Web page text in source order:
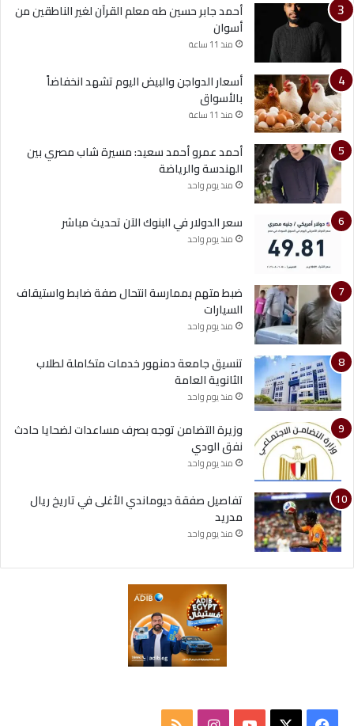
أحمد جابر حسين طه معلم القرآن لغير الناطقين من
أسوان
منذ 11 ساعة
أسعار الدواجن والبيض اليوم تشهد انخفاضاً
بالأسواق
منذ 11 ساعة
أحمد عمرو أحمد سعيد: مسيرة شاب مصري بين
الهندسة والرياضة
منذ يوم واحد
سعر الدولار في البنوك الآن تحديث مباشر
منذ يوم واحد
ضبط متهم بممارسة انتحال صفة ضابط واستيقاف
السيارات
منذ يوم واحد
تنسيق جامعة دمنهور خدمات متكاملة لطلاب
الثانوية العامة
منذ يوم واحد
وزيرة التضامن توجه بصرف مساعدات لضحايا حادث
نفق الودي
منذ يوم واحد
تفاصيل صفقة ديوماندي الأغلى في تاريخ ريال
مدريد
منذ يوم واحد